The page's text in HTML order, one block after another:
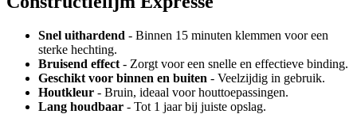
Snel uithardend - Binnen 15 minuten klemmen voor een
sterke hechting.
Bruisend effect - Zorgt voor een snelle en effectieve binding.
Geschikt voor binnen en buiten - Veelzijdig in gebruik.
Houtkleur - Bruin, ideaal voor houttoepassingen.
Lang houdbaar - Tot 1 jaar bij juiste opslag.